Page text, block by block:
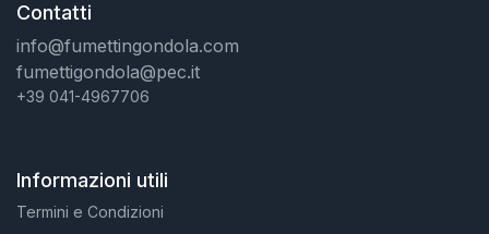
Contatti
info@fumettingondola.com
fumettigondola@pec.it
+39 041-4967706
Informazioni utili
Termini e Condizioni